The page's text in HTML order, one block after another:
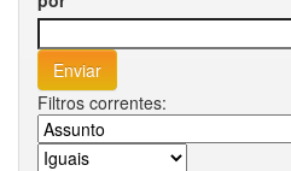
Filtros correntes: